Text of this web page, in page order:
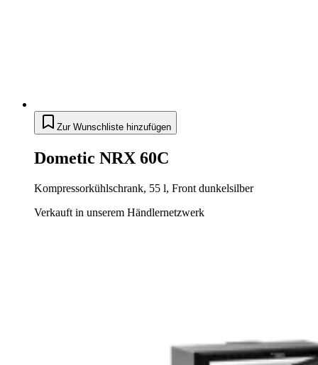
Zur Wunschliste hinzufügen
Dometic NRX 60C
Kompressorkühlschrank, 55 l, Front dunkelsilber
Verkauft in unserem Händlernetzwerk